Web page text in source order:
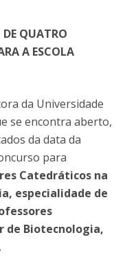
QUATRO
A ESCOLA
da Universidade
se encontra aberto,
da data da
para
Catedráticos na
especialidade de
de Biotecnologia,
.